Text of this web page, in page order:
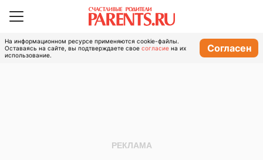
На информационном ресурсе применяются cookie-файлы.
Оставаясь на сайте, вы подтверждаете свое согласие на их
использование.
Согласен